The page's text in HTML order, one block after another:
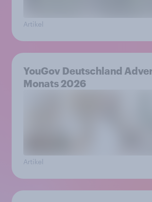
Artikel
YouGov Deutschland
Monats 2026
Artikel